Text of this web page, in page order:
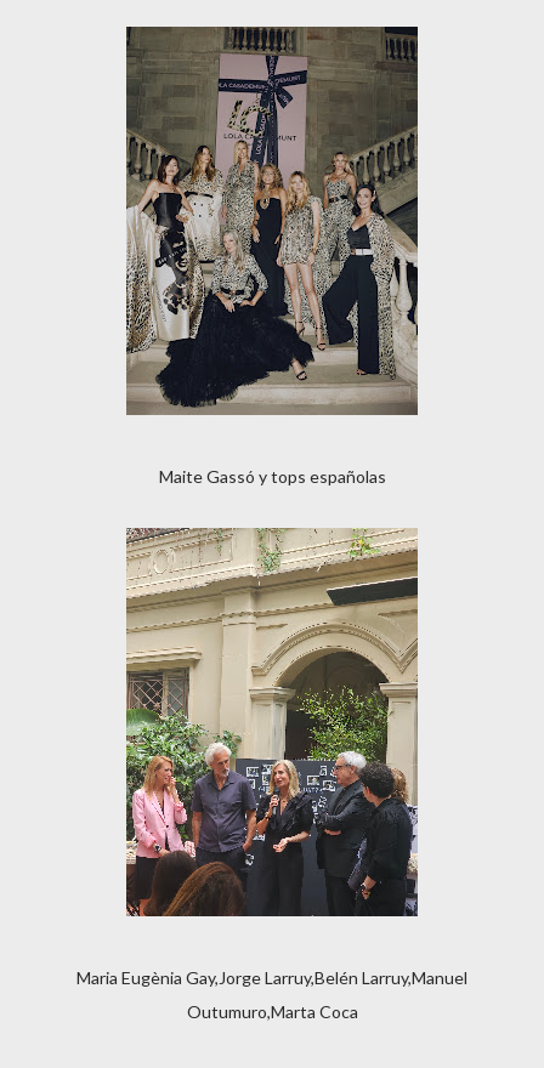
Maite Gassó y tops españolas
Maria Eugènia Gay,Jorge Larruy,Belén Larruy,Manuel
Outumuro,Marta Coca